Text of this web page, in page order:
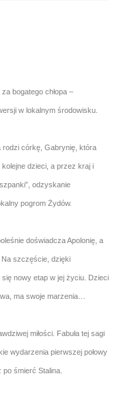
bogatego chłopa –
w lokalnym środowisku.
rodzi córkę, Gabrynię, która
kolejne dzieci, a przez kraj i
odzyskanie
pogrom Żydów.
doświadcza Apolonię, a
szczęście, dzięki
nowy etap w jej życiu. Dzieci
ma swoje marzenia…
miłości. Fabuła tej sagi
wydarzenia pierwszej połowy
śmierć Stalina.